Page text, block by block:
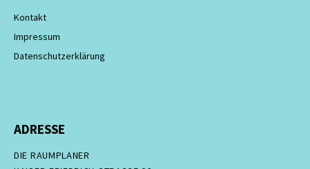
Kontakt
Impressum
Datenschutzerklärung
ADRESSE
DIE RAUMPLANER